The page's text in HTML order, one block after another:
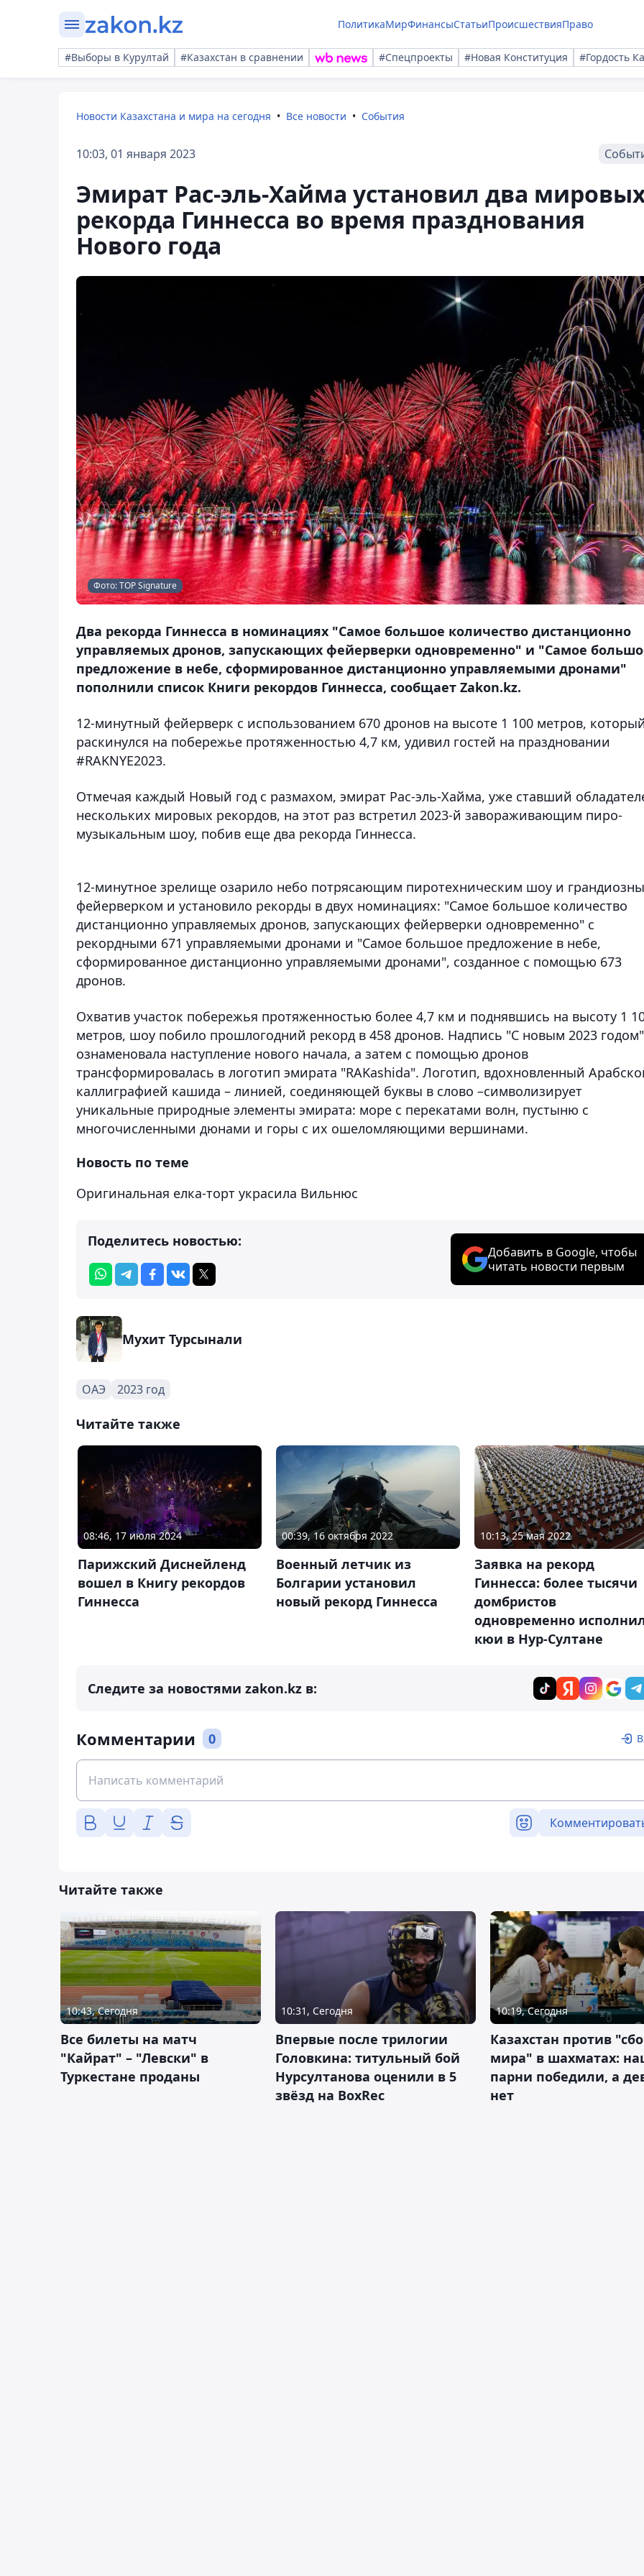
ПолитикаМирФинансыСтатьиПроисшествияПраво
#Выборы в Курултай #Казахстан в сравнении #Спецпроекты #Новая Конституция #Гордость
Новости Казахстана и мира на сегодня Все новости События
10:03, 01 января 2023
Эмират Рас-эль-Хайма установил два
рекорда Гиннесса во время празднования
Нового года
Фото: TOP Signature
Два рекорда Гиннесса в номинациях "Самое большое количество дистанционно
управляемых дронов, запускающих фейерверки одновременно" и "Самое
предложение в небе, сформированное дистанционно управляемыми дронами"
пополнили список Книги рекордов Гиннесса, сообщает Zakon.kz.
12-минутный фейерверк с использованием 670 дронов на высоте 1 100 метров,
раскинулся на побережье протяженностью 4,7 км, удивил гостей на праздновании
#RAKNYE2023.
Отмечая каждый Новый год с размахом, эмират Рас-эль-Хайма, уже ставший
нескольких мировых рекордов, на этот раз встретил 2023-й завораживающим пиро-
музыкальным шоу, побив еще два рекорда Гиннесса.
12-минутное зрелище озарило небо потрясающим пиротехническим шоу и
фейерверком и установило рекорды в двух номинациях: "Самое большое количество
дистанционно управляемых дронов, запускающих фейерверки одновременно" с
рекордными 671 управляемыми дронами и "Самое большое предложение в небе,
сформированное дистанционно управляемыми дронами", созданное с помощью 673
дронов.
Охватив участок побережья протяженностью более 4,7 км и поднявшись на высоту 1
метров, шоу побило прошлогодний рекорд в 458 дронов. Надпись "С новым 2023 годом"
ознаменовала наступление нового начала, а затем с помощью дронов
трансформировалась в логотип эмирата "RAKashida". Логотип, вдохновленный
каллиграфией кашида – линией, соединяющей буквы в слово –символизирует
уникальные природные элементы эмирата: море с перекатами волн, пустыню с
многочисленными дюнами и горы с их ошеломляющими вершинами.
Новость по теме
Оригинальная елка-торт украсила Вильнюс
Поделитесь новостью:
Добавить в Google, чтобы
читать новости первым
Мухит Турсынали
ОАЭ 2023 год
Читайте также
08:46, 17 июля 2024
Парижский Диснейленд
вошел в Книгу рекордов
Гиннесса
00:39, 16 октября 2022
Военный летчик из
Болгарии установил
новый рекорд Гиннесса
10:13, 25 мая 2022
Заявка на рекорд
Гиннесса: более тысячи
домбристов
одновременно
кюи в Нур-Султане
Следите за новостями zakon.kz в:
Комментарии 0
Читайте также
10:43, Сегодня
Все билеты на матч
"Кайрат" – "Левски" в
Туркестане проданы
10:31, Сегодня
Впервые после трилогии
Головкина: титульный бой
Нурсултанова оценили в 5
звёзд на BoxRec
10:19, Сегодня
Казахстан против
мира" в шахматах:
парни победили, а
нет